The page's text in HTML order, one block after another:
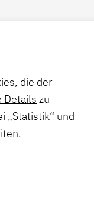
die der
Details zu
„Statistik“ und